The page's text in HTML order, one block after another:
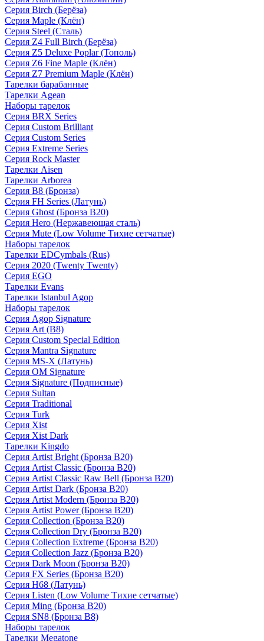
Серия Birch (Берёза)
Серия Maple (Клён)
Серия Steel (Сталь)
Серия Z4 Full Birch (Берёза)
Серия Z5 Deluxe Poplar (Тополь)
Серия Z6 Fine Maple (Клён)
Серия Z7 Premium Maple (Клён)
Тарелки барабанные
Тарелки Agean
Наборы тарелок
Серия BRX Series
Серия Custom Brilliant
Серия Custom Series
Серия Extreme Series
Серия Rock Master
Тарелки Aisen
Тарелки Arborea
Серия B8 (Бронза)
Серия FH Series (Латунь)
Серия Ghost (Бронза B20)
Серия Hero (Нержавеющая сталь)
Серия Mute (Low Volume Тихие сетчатые)
Наборы тарелок
Тарелки EDCymbals (Rus)
Серия 2020 (Twenty Twenty)
Серия EGO
Тарелки Evans
Тарелки Istanbul Agop
Наборы тарелок
Серия Agop Signature
Серия Art (B8)
Серия Custom Special Edition
Серия Mantra Signature
Серия MS-X (Латунь)
Серия OM Signature
Серия Signature (Подписные)
Серия Sultan
Серия Traditional
Серия Turk
Серия Xist
Серия Xist Dark
Тарелки Kingdo
Серия Artist Bright (Бронза B20)
Серия Artist Classic (Бронза B20)
Серия Artist Classic Raw Bell (Бронза B20)
Серия Artist Dark (Бронза B20)
Серия Artist Modern (Бронза B20)
Серия Artist Power (Бронза B20)
Серия Collection (Бронза B20)
Серия Collection Dry (Бронза B20)
Серия Collection Extreme (Бронза B20)
Серия Collection Jazz (Бронза B20)
Серия Dark Moon (Бронза B20)
Серия FX Series (Бронза B20)
Серия H68 (Латунь)
Серия Listen (Low Volume Тихие сетчатые)
Серия Ming (Бронза B20)
Серия SN8 (Бронза B8)
Наборы тарелок
Тарелки Megatone